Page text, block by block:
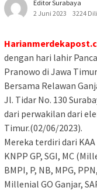
Editor Surabaya
2 Juni 2023
3224
dengan hari lahir
Pranowo di Jawa
Bersama Relawan
Jl. Tidar No. 130
dari perwakilan dari
Timur.(02/06/2023).
Mereka terdiri dari
KNPP GP, SGI, MC
BMPI, P, NB, MPG,
Millenial GO Ganjar,